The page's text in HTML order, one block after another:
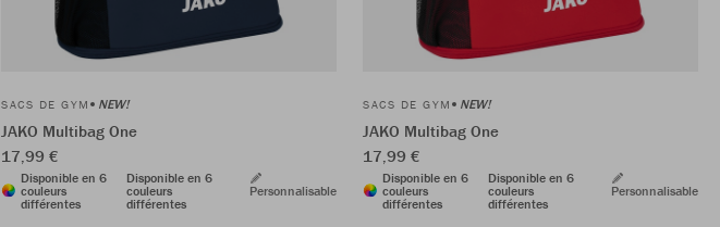
SACS DE GYM NEW!
JAKO Multibag One
17,99 €
Disponible en 6
couleurs
différentes
Disponible en 6
couleurs
différentes
Personnalisable
SACS DE GYM NEW!
JAKO Multibag One
17,99 €
Disponible en 6
couleurs
différentes
Disponible en 6
couleurs
différentes
Personnalisable